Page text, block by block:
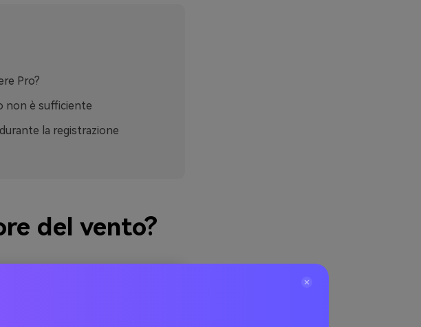
Pro?
non è sufficiente
la registrazione
del vento?